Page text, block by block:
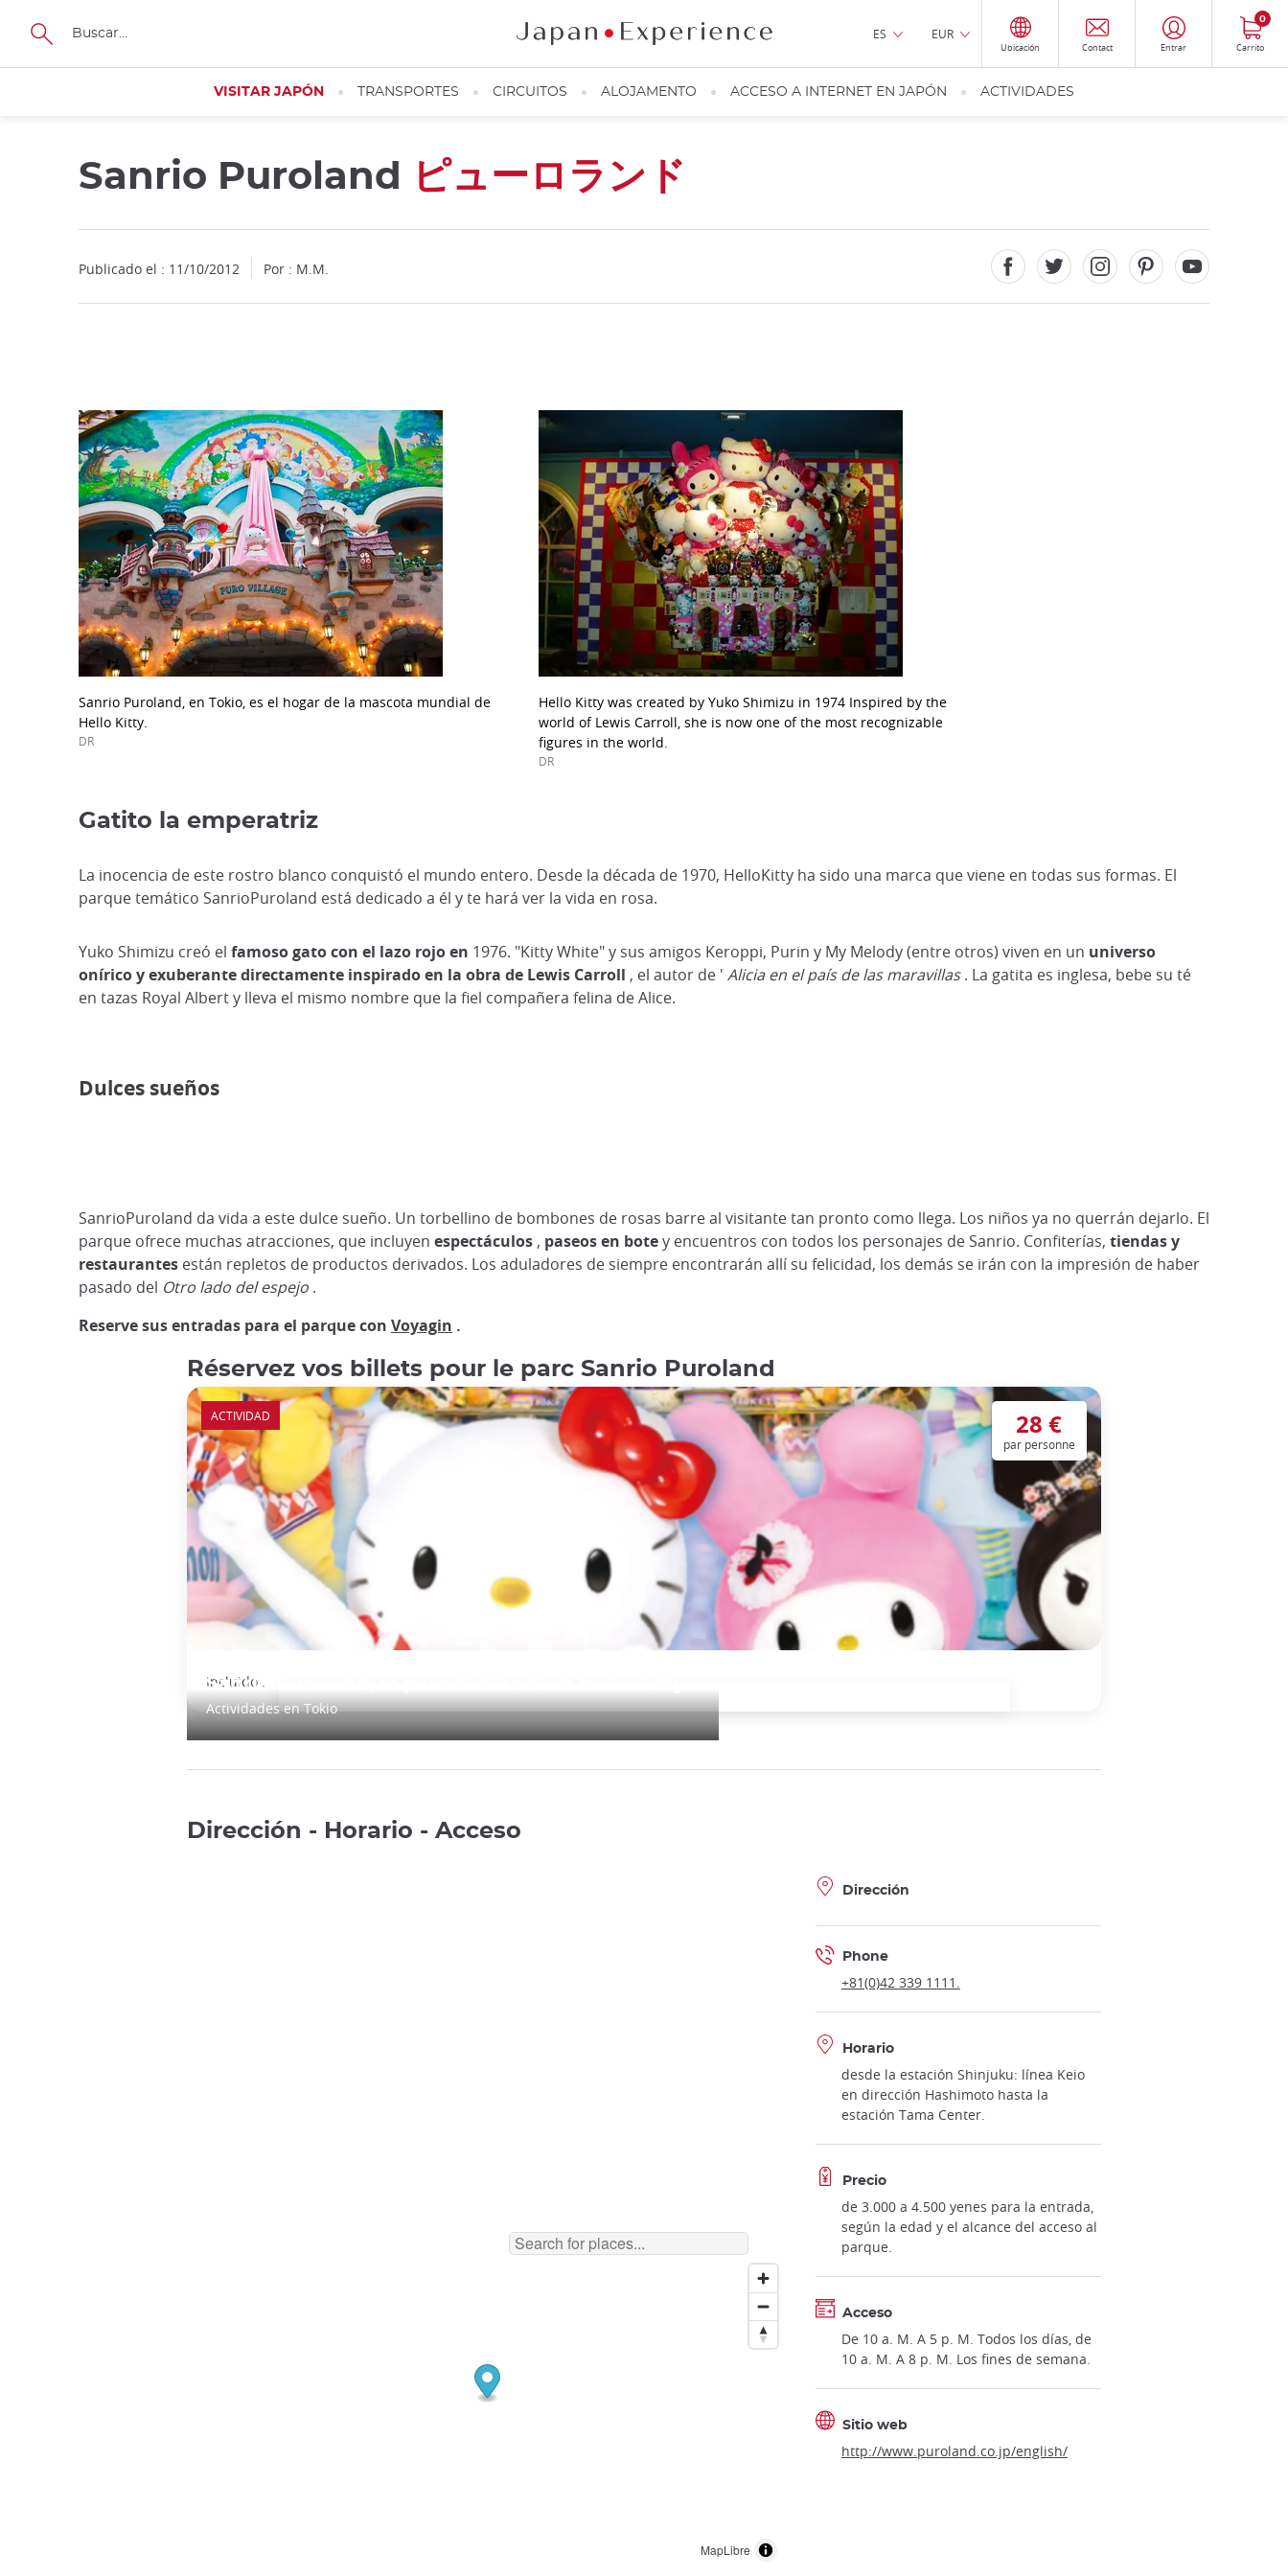
Tamaño
ES EUR
Ubicación Contact Entrar Carrito
0
VISITAR JAPÓN TRANSPORTES CIRCUITOS ALOJAMENTO ACCESO A INTERNET EN JAPÓN ACTIVIDADES
Sanrio Puroland ピューロランド
Publicado el : 11/10/2012 Por : M.M.
Sanrio Puroland, en Tokio, es el hogar de la mascota mundial de
Hello Kitty.
DR
Hello Kitty was created by Yuko Shimizu in 1974 Inspired by the
world of Lewis Carroll, she is now one of the most recognizable
figures in the world.
DR
Gatito la emperatriz
La inocencia de este rostro blanco conquistó el mundo entero. Desde la década de 1970, HelloKitty ha sido una marca que viene en todas sus formas. El
parque temático SanrioPuroland está dedicado a él y te hará ver la vida en rosa.
Yuko Shimizu creó el famoso gato con el lazo rojo en 1976. "Kitty White" y sus amigos Keroppi, Purin y My Melody (entre otros) viven en un universo
onírico y exuberante directamente inspirado en la obra de Lewis Carroll , el autor de ' Alicia en el país de las maravillas. La gatita es inglesa, bebe su té
en tazas Royal Albert y lleva el mismo nombre que la fiel compañera felina de Alice.
Dulces sueños
SanrioPuroland da vida a este dulce sueño. Un torbellino de bombones de rosas barre al visitante tan pronto como llega. Los niños ya no querrán dejarlo. El
parque ofrece muchas atracciones, que incluyen espectáculos , paseos en botey encuentros con todos los personajes de Sanrio. Confiterías, tiendas y
restaurantes están repletos de productos derivados. Los aduladores de siempre encontrarán allí su felicidad, los demás se irán con la impresión de haber
pasado del Otro lado del espejo .
Reserve sus entradas para el parque con Voyagin .
Réservez vos billets pour le parc Sanrio Puroland
Sanrio Puroland, le parc d'attraction Hello Kitty
Actividades en Tokio
28 €
par personne
Incluido :
ACTIVIDAD
Dirección - Horario - Acceso
MapLibre
Dirección
Phone
+81(0)42 339 1111.
Horario
desde la estación Shinjuku: línea Keio
en dirección Hashimoto hasta la
estación Tama Center.
Precio
de 3.000 a 4.500 yenes para la entrada,
según la edad y el alcance del acceso al
parque.
Acceso
De 10 a. M. A 5 p. M. Todos los días, de
10 a. M. A 8 p. M. Los fines de semana.
Sitio web
http://www.puroland.co.jp/english/